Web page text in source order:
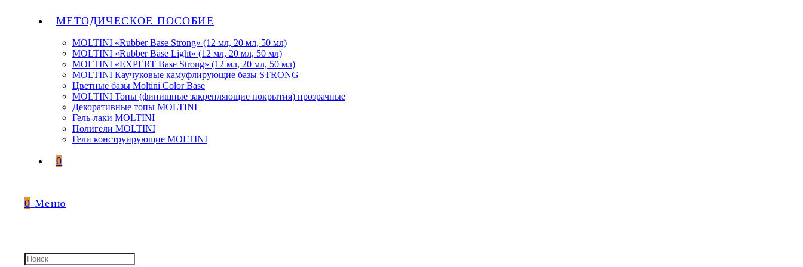
МЕТОДИЧЕСКОЕ ПОСОБИЕ
MOLTINI «Rubber Base Strong» (12 мл, 20 мл, 50 мл)
MOLTINI «Rubber Base Light» (12 мл, 20 мл, 50 мл)
MOLTINI «EXPERT Base Strong» (12 мл, 20 мл, 50 мл)
MOLTINI Каучуковые камуфлирующие базы STRONG
Цветные базы Moltini Color Base
MOLTINI Топы (финишные закрепляющие покрытия) прозрачные
Декоративные топы MOLTINI
Гель-лаки MOLTINI
Полигели MOLTINI
Гели конструирующие MOLTINI
0
0 Меню